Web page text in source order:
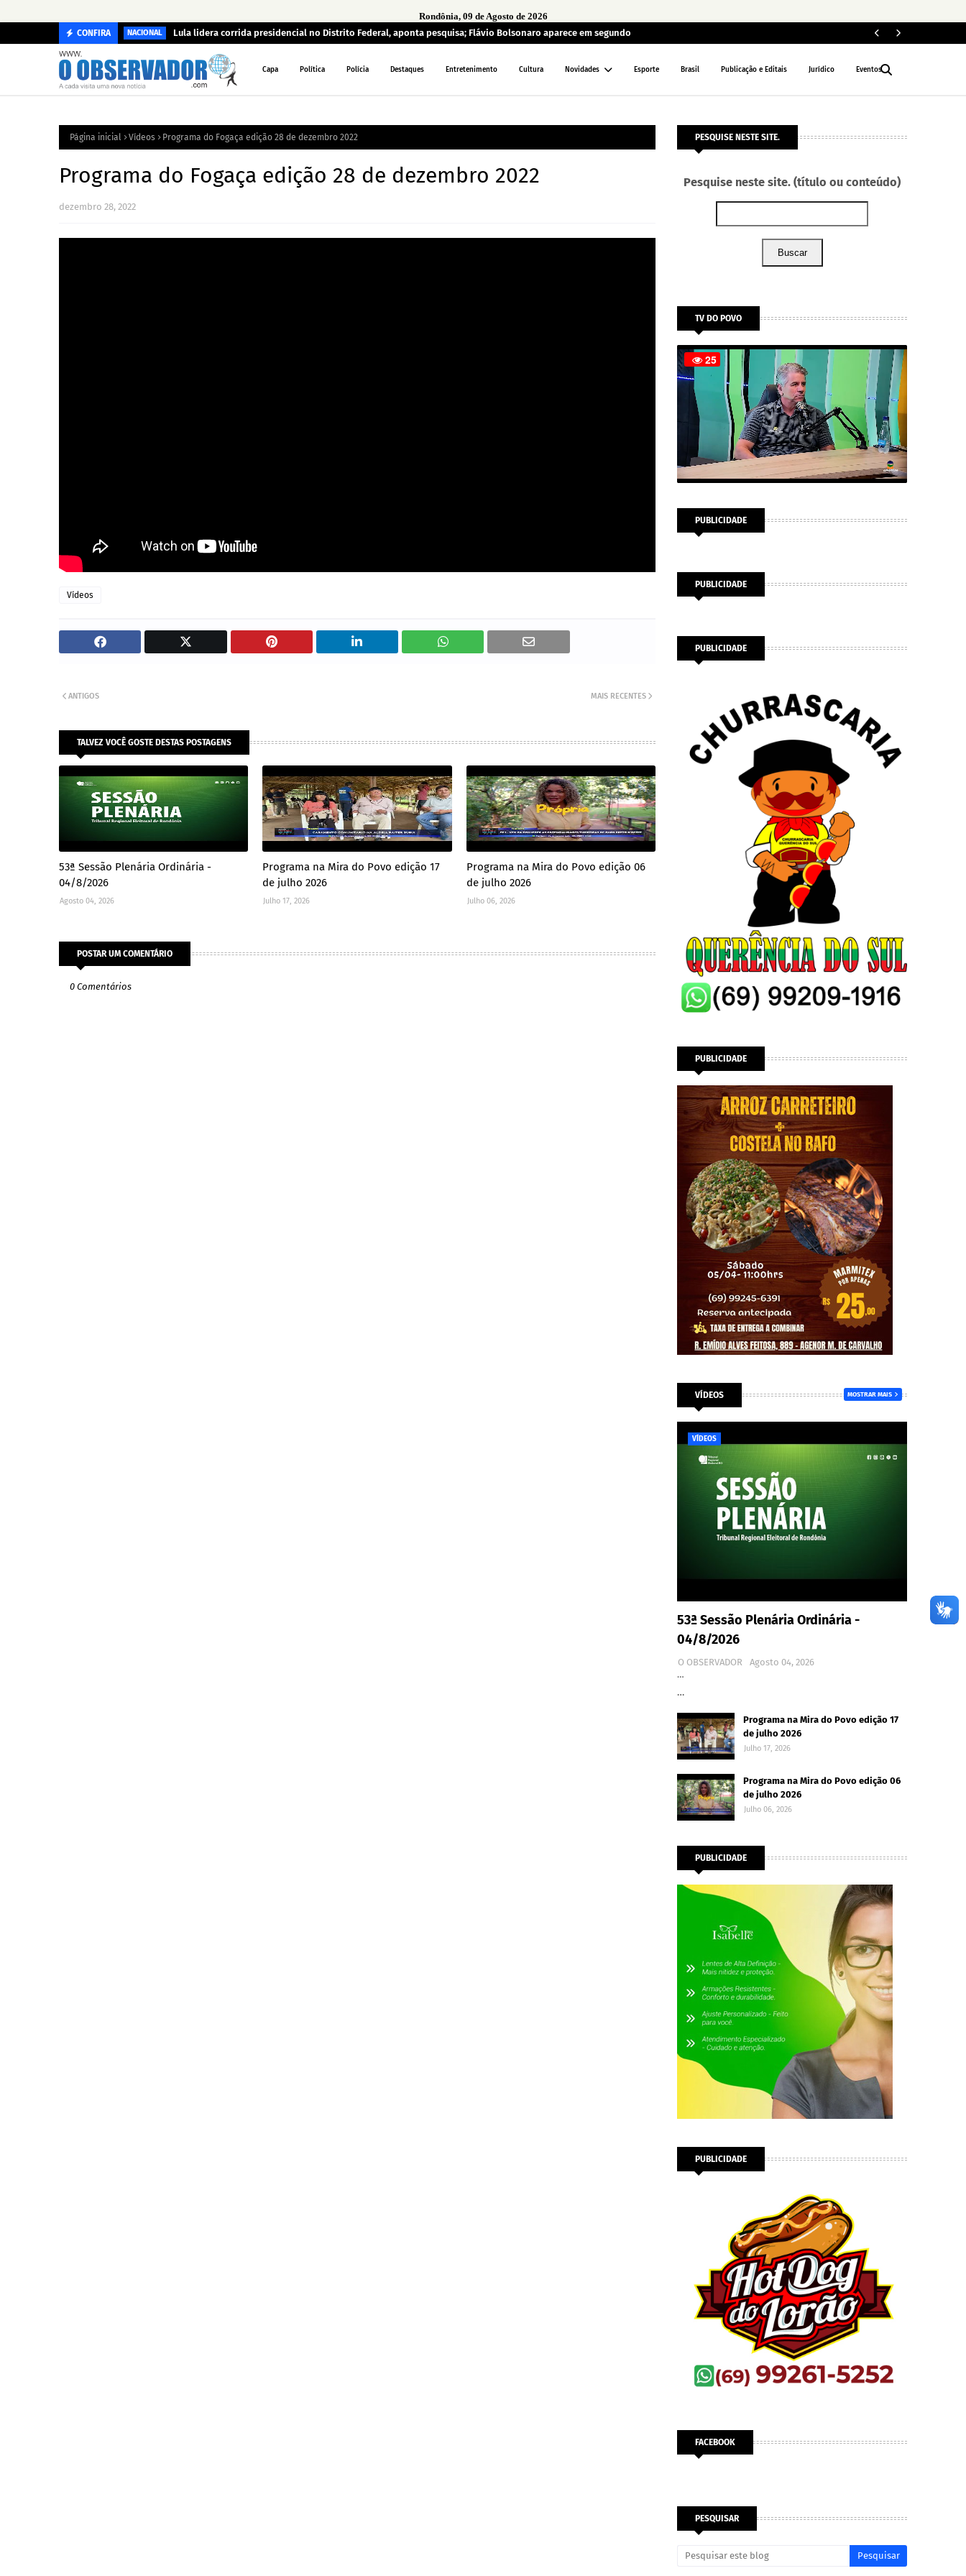
Rondônia, 09 de Agosto de 2026
CONFIRA NACIONAL Lula lidera corrida presidencial no Distrito Federal, aponta pesquisa; Flávio Bolsonaro aparece em segundo
Capa Política Polícia Destaques Entretenimento Cultura Novidades Esporte Brasil Publicação e Editais Jurídico Eventos
Página inicial Vídeos Programa do Fogaça edição 28 de dezembro 2022
Programa do Fogaça edição 28 de dezembro 2022
dezembro 28, 2022
Vídeos
MAIS RECENTES
ANTIGOS
TALVEZ VOCÊ GOSTE DESTAS POSTAGENS
53ª Sessão Plenária Ordinária -
04/8/2026
Agosto 04, 2026
Programa na Mira do Povo edição 17
de julho 2026
Julho 17, 2026
Programa na Mira do Povo edição 06
de julho 2026
Julho 06, 2026
POSTAR UM COMENTÁRIO
0 Comentários
PESQUISE NESTE SITE.
Pesquise neste site. (título ou conteúdo)
Buscar
TV DO POVO
PUBLICIDADE
PUBLICIDADE
PUBLICIDADE
PUBLICIDADE
VÍDEOS MOSTRAR MAIS
VÍDEOS
53ª Sessão Plenária Ordinária -
04/8/2026
O OBSERVADOR
Agosto 04, 2026
…
…
Programa na Mira do Povo edição 17
de julho 2026
Julho 17, 2026
Programa na Mira do Povo edição 06
de julho 2026
Julho 06, 2026
PUBLICIDADE
PUBLICIDADE
FACEBOOK
PESQUISAR